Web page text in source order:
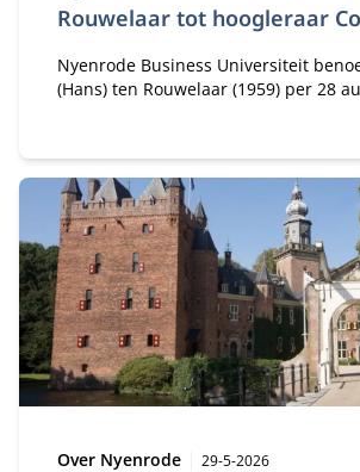
Rouwelaar tot hoogleraar
Nyenrode Business Universiteit
(Hans) ten Rouwelaar (1959) per 28
controllers als strategische
organisaties. Ten Rouwelaar is sinds
verbonden aan het Nyenrode Center
Accounting, Auditing & Control.
Type:
Over Nyenrode Publicatiedatum:
29-5-2026